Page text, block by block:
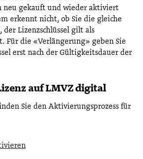
neu gekauft und wieder aktiviert
erkennt nicht, ob Sie die gleiche
Lizenzschlüssel gilt als
Für die «Verlängerung» geben Sie
erst nach der Gültigkeitsdauer der
auf LMVZ digital
Sie den Aktivierungsprozess für